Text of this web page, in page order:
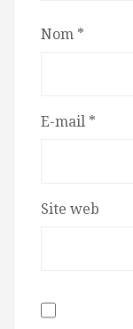
Nom *
E-mail *
Site web